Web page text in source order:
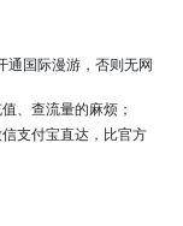
通国际漫游，否则无网
、查流量的麻烦；
支付宝直达，比官方